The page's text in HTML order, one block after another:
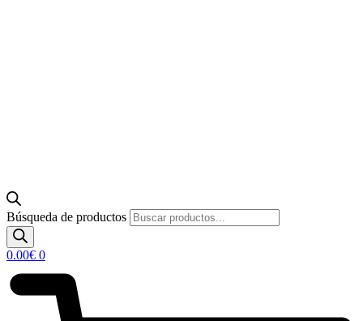
Búsqueda de productos
0.00€ 0